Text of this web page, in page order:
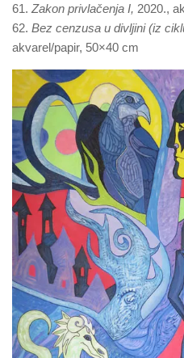
61. Zakon privlačenja I, 2020.,
62. Bez cenzusa u divljini (iz
akvarel/papir, 50×40 cm